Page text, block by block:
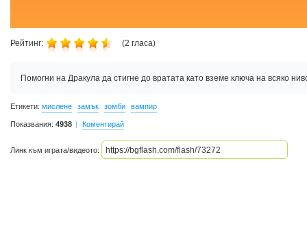
Рейтинг: (2 гласа)
Помогни на Дракула да стигне до вратата като вземе ключа на всяко
Етикети: мислене замък зомби вампир
Показвания: 4938 Коментирай
Линк към играта/видеото: